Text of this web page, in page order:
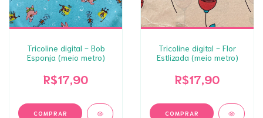
Tricoline digital - Bob
Esponja (meio metro)
R$17,90
Tricoline digital - Flor
Estlizada (meio metro)
R$17,90